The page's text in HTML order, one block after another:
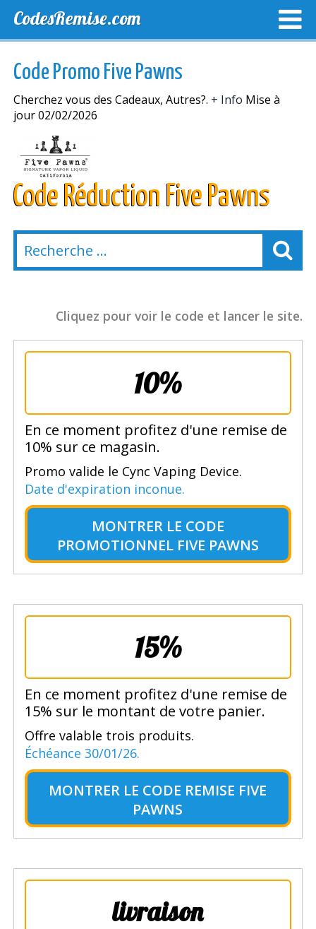
CodesRemise.com
NOUVELLES MAGASINS
Code Promo Five Pawns
Cherchez vous des Cadeaux, Autres?. + Info Mise à
jour 02/02/2026
Code Réduction Five Pawns
Cliquez pour voir le code et lancer le site.
10%
En ce moment profitez d'une remise de
10% sur ce magasin.
Promo valide le Cync Vaping Device.
Date d'expiration inconue.
MONTRER LE CODE
PROMOTIONNEL FIVE PAWNS
15%
En ce moment profitez d'une remise de
15% sur le montant de votre panier.
Offre valable trois produits.
Échéance 30/01/26.
MONTRER LE CODE REMISE FIVE
PAWNS
livraison